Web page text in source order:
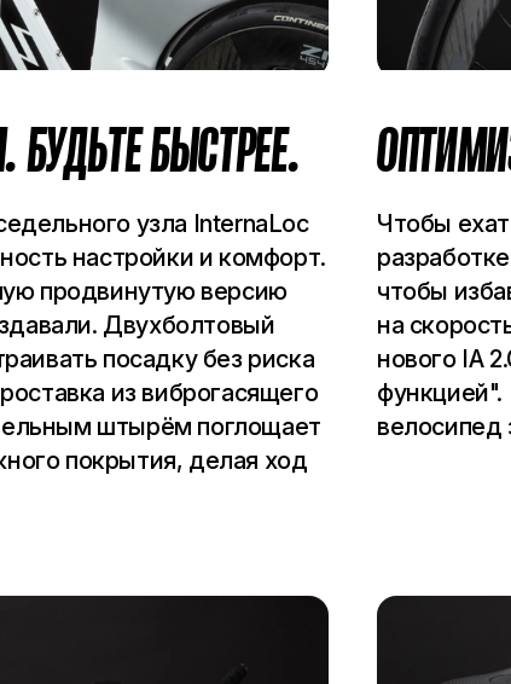
БЫСТРЕЕ.
узла InternaLoc
настройки и комфорт.
продвинутую версию
Двухболтовый
посадку без риска
из виброгасящего
штырём поглощает
покрытия, делая ход
Чтобы
чтобы
на
нового IA
функцией".
велосипед